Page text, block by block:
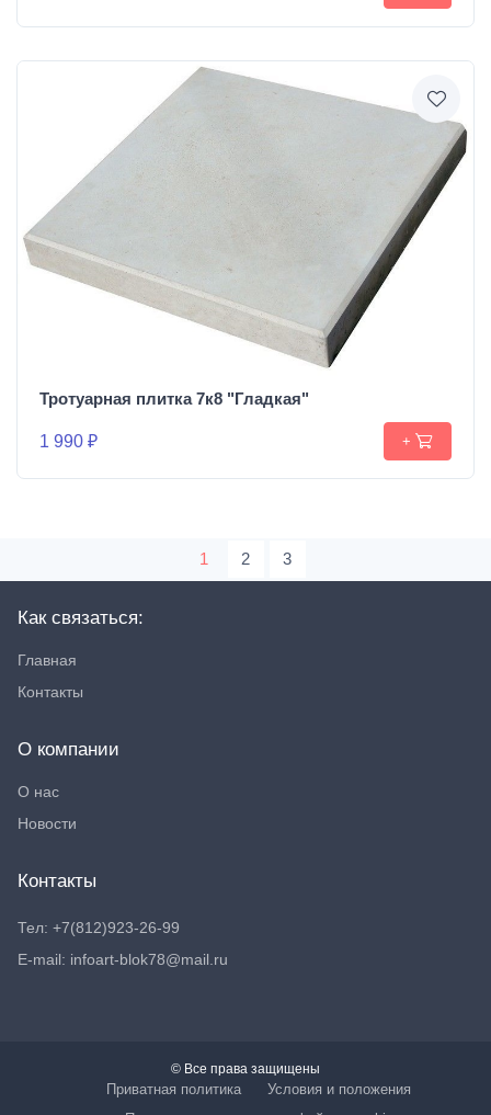
Тротуарная плитка 7к8 "Гладкая"
1 990 ₽ +
1 2 3
Как связаться:
Главная
Контакты
О компании
О нас
Новости
Контакты
Тел: +7(812)923-26-99
E-mail: infoart-blok78@mail.ru
© Все права защищены
Приватная политика
Условия и положения